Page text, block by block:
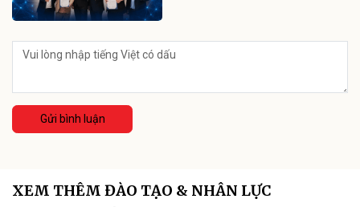
Gửi bình luận
XEM THÊM ĐÀO TẠO & NHÂN LỰC